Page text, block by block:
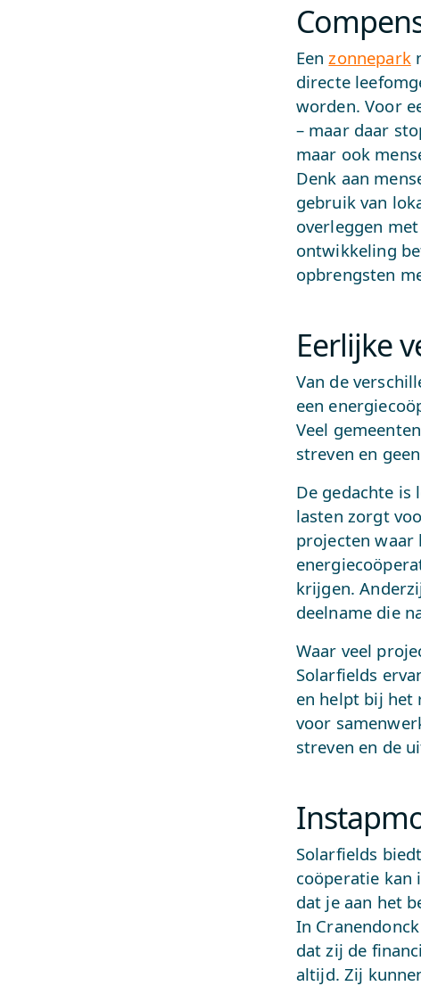
Eenzonnepark
directe
worden. Voor
– maar daar
maar ook
Denk aan
gebruik van
overleggen
ontwikkeling
opbrengsten
Eerlijke
Van de
een
Veel
streven en
De gedachte is
lasten zorgt
projecten waar
krijgen.
deelname die
Waar veel
Solarfields
en helpt bij het
voor
streven en de
Solarfields
coöperatie kan
dat je aan het
In
dat zij de
altijd. Zij